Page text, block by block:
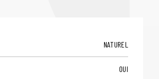
NATUREL
OUI